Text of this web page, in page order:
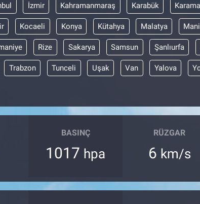
İzmir Kahramanmaraş Karabük
Kocaeli Konya Kütahya Malatya
Rize Sakarya Samsun Şanlıurfa
Trabzon Tunceli Uşak Van Yalova
BASINÇ
1017 hpa
RÜZGAR
6 km/s